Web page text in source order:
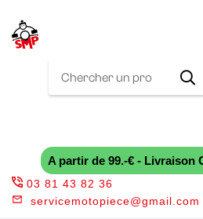
A partir de 99.-€ - Livraison
03 81 43 82 36
servicemotopiece@gmail.com